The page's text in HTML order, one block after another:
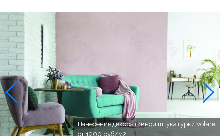
Нанесение декоративной штукатурки Volare
от 1900 руб/м2